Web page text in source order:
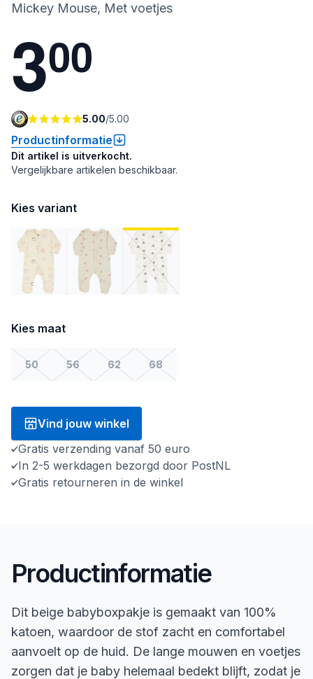
Mickey Mouse, Met voetjes
300
5.00/5.00
Productinformatie
Dit artikel is uitverkocht.
Vergelijkbare artikelen beschikbaar.
Kies variant
Kies maat
50 56 62 68
Vind jouw winkel
Gratis verzending vanaf 50 euro
In 2-5 werkdagen bezorgd door PostNL
Gratis retourneren in de winkel
Productinformatie
Dit beige babyboxpakje is gemaakt van 100%
katoen, waardoor de stof zacht en comfortabel
aanvoelt op de huid. De lange mouwen en voetjes
zorgen dat je baby helemaal bedekt blijft, zodat je